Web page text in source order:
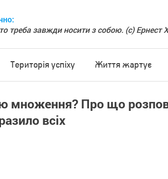
треба завжди носити з собою. (с) Ернест
Територія успіху Життя жартує
множення? Про що
всіх